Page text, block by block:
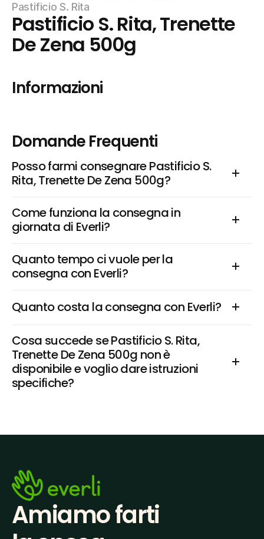
Pastificio S. Rita
Pastificio S. Rita, Trenette
De Zena 500g
Informazioni
Domande Frequenti
Posso farmi consegnare Pastificio S.
Rita, Trenette De Zena 500g?
Come funziona la consegna in
giornata di Everli?
Quanto tempo ci vuole per la
consegna con Everli?
Quanto costa la consegna con Everli?
Cosa succede se Pastificio S. Rita,
Trenette De Zena 500g non è
disponibile e voglio dare istruzioni
specifiche?
Amiamo farti